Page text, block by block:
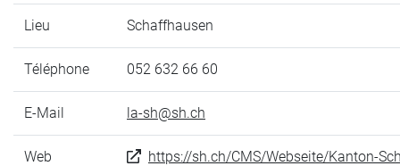
Lieu Schaffhausen
Téléphone 052 632 66 60
E-Mail la-sh@sh.ch
Web
https://sh.ch/CMS/Webseite/Kanton-